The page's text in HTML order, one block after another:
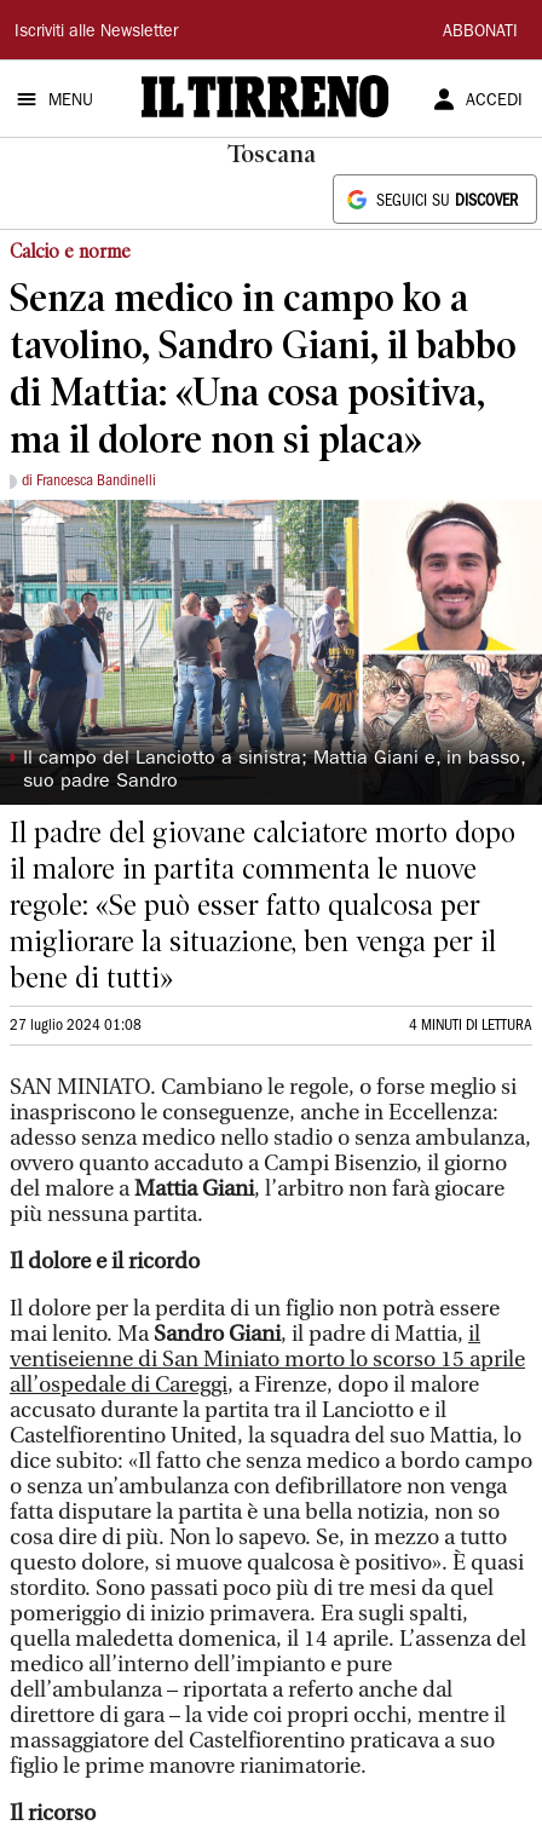
Il
Tirreno
Iscriviti alle Newsletter ABBONATI
MENU ACCEDI
Toscana
SEGUICI SU DISCOVER
Calcio e norme
Senza medico in campo ko a
tavolino, Sandro Giani, il babbo
di Mattia: «Una cosa positiva,
ma il dolore non si placa»
di Francesca Bandinelli
◗Il campo del Lanciotto a sinistra; Mattia Giani e, in basso,
suo padre Sandro
Il padre del giovane calciatore morto dopo
il malore in partita commenta le nuove
regole: «Se può esser fatto qualcosa per
migliorare la situazione, ben venga per il
bene di tutti»
27 luglio 2024 01:08 4 MINUTI DI LETTURA
SAN MINIATO. Cambiano le regole, o forse meglio si
inaspriscono le conseguenze, anche in Eccellenza:
adesso senza medico nello stadio o senza ambulanza,
ovvero quanto accaduto a Campi Bisenzio, il giorno
del malore aMattia Giani, l’arbitro non farà giocare
più nessuna partita.
Il dolore e il ricordo
Il dolore per la perdita di un figlio non potrà essere
mai lenito. MaSandro Giani, il padre di Mattia, il
ventiseienne di San Miniato morto lo scorso 15 aprile
all’ospedale di Careggi, a Firenze, dopo il malore
accusato durante la partita tra il Lanciotto e il
Castelfiorentino United, la squadra del suo Mattia, lo
dice subito: «Il fatto che senza medico a bordo campo
o senza un’ambulanza con defibrillatore non venga
fatta disputare la partita è una bella notizia, non so
cosa dire di più. Non lo sapevo. Se, in mezzo a tutto
questo dolore, si muove qualcosa è positivo». È quasi
stordito. Sono passati poco più di tre mesi da quel
pomeriggio di inizio primavera. Era sugli spalti,
quella maledetta domenica, il 14 aprile. L’assenza del
medico all’interno dell’impianto e pure
dell’ambulanza – riportata a referto anche dal
direttore di gara – la vide coi propri occhi, mentre il
massaggiatore del Castelfiorentino praticava a suo
figlio le prime manovre rianimatorie.
Il ricorso